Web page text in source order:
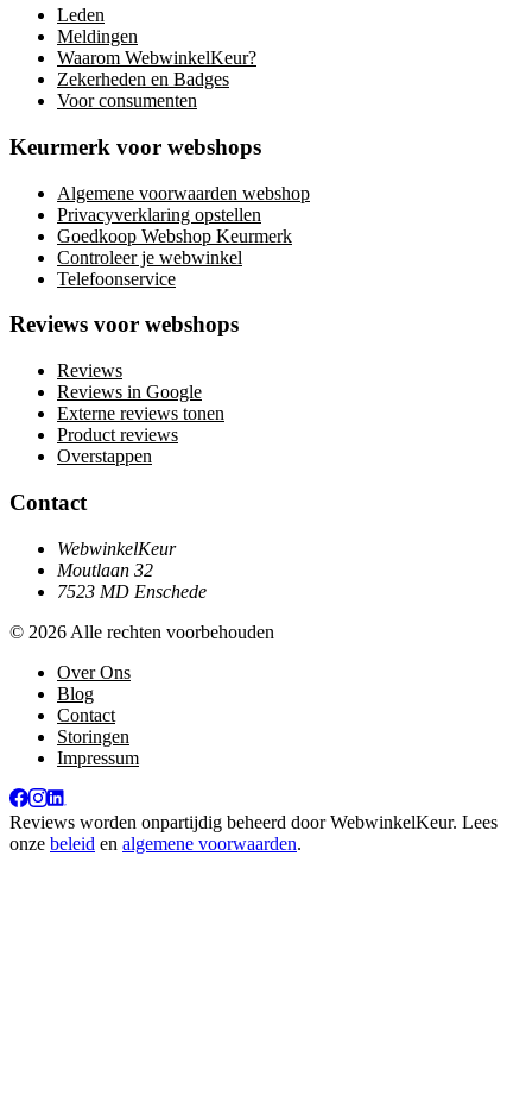
Leden
Meldingen
Waarom WebwinkelKeur?
Zekerheden en Badges
Voor consumenten
Keurmerk voor webshops
Algemene voorwaarden webshop
Privacyverklaring opstellen
Goedkoop Webshop Keurmerk
Controleer je webwinkel
Telefoonservice
Reviews voor webshops
Reviews
Reviews in Google
Externe reviews tonen
Product reviews
Overstappen
Contact
WebwinkelKeur
Moutlaan 32
7523 MD Enschede
© 2026 Alle rechten voorbehouden
Over Ons
Blog
Contact
Storingen
Impressum
Reviews worden onpartijdig beheerd doorWebwinkelKeur. Lees
onze beleid en algemene voorwaarden.